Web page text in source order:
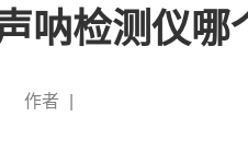
呐检测仪哪
作者